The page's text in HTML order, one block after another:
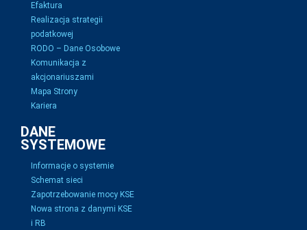
Efaktura
Realizacja strategii
podatkowej
RODO – Dane Osobowe
Komunikacja z
akcjonariuszami
Mapa Strony
Kariera
DANE
SYSTEMOWE
Informacje o systemie
Schemat sieci
Zapotrzebowanie mocy KSE
Nowa strona z danymi KSE
i RB